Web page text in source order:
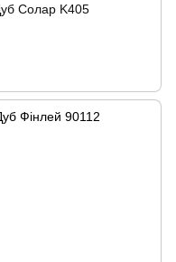
Солар K405